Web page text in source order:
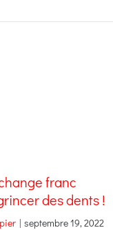
franc
des dents !
| septembre 19, 2022